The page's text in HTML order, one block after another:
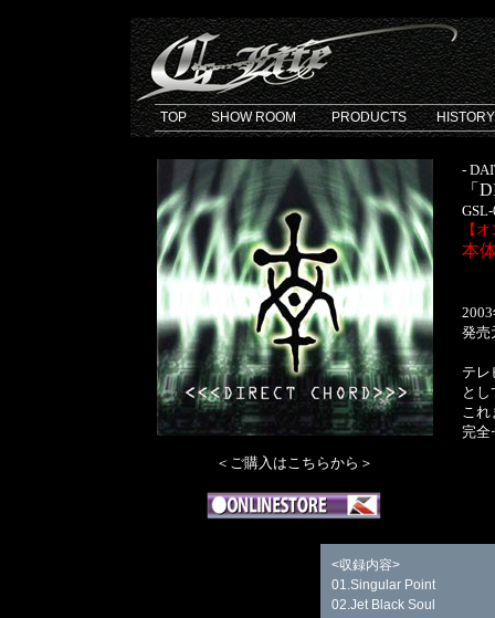
TOP SHOW ROOM PRODUCTS HISTORY
＜ご購入はこちらから＞
-
「
【
本
発売
テレ
と
これ
完全
<収録内容>
01.Singular Point
02.Jet Black Soul